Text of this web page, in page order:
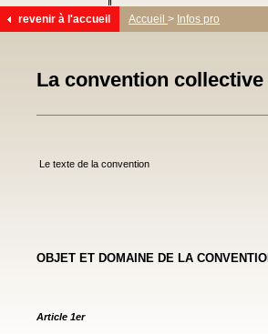
revenir à l'accueil Accueil > Infos pro
La convention
Le texte de la convention
OBJET ET DOMAINE DE LA
Article 1er